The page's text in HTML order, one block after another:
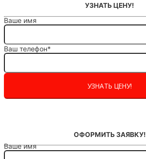
УЗНАТЬ ЦЕНУ!
Ваше имя
Ваш телефон*
ОФОРМИТЬ ЗАЯВКУ!
Ваше имя